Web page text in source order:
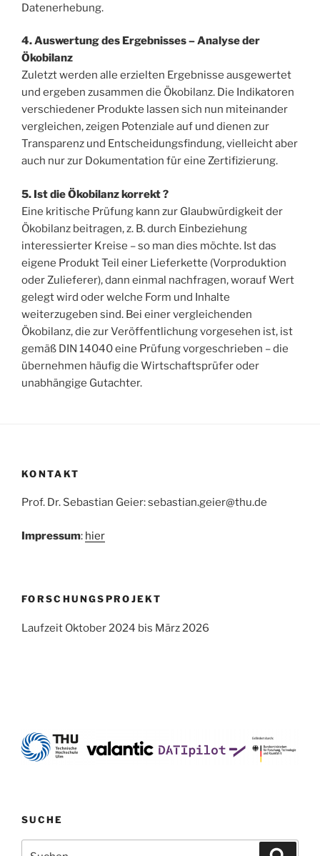
Datenerhebung.
4. Auswertung des Ergebnisses – Analyse der
Ökobilanz
Zuletzt werden alle erzielten Ergebnisse ausgewertet
und ergeben zusammen die Ökobilanz. Die Indikatoren
verschiedener Produkte lassen sich nun miteinander
vergleichen, zeigen Potenziale auf und dienen zur
Transparenz und Entscheidungsfindung, vielleicht aber
auch nur zur Dokumentation für eine Zertifizierung.
5. Ist die Ökobilanz korrekt ?
Eine kritische Prüfung kann zur Glaubwürdigkeit der
Ökobilanz beitragen, z. B. durch Einbeziehung
interessierter Kreise – so man dies möchte. Ist das
eigene Produkt Teil einer Lieferkette (Vorproduktion
oder Zulieferer), dann einmal nachfragen, worauf Wert
gelegt wird oder welche Form und Inhalte
weiterzugeben sind. Bei einer vergleichenden
Ökobilanz, die zur Veröffentlichung vorgesehen ist, ist
gemäß DIN 14040 eine Prüfung vorgeschrieben – die
übernehmen häufig die Wirtschaftsprüfer oder
unabhängige Gutachter.
KONTAKT
Prof. Dr. Sebastian Geier: sebastian.geier@thu.de
Impressum: hier
FORSCHUNGSPROJEKT
Laufzeit Oktober 2024 bis März 2026
SUCHE